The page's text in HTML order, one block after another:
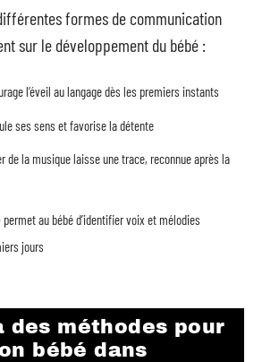
formes de communication
sur le développement du bébé :
l’éveil au langage dès les premiers instants
ses sens et favorise la détente
de la musique laisse une trace, reconnue après la
permet au bébé d’identifier voix et mélodies
jours
des méthodes pour
bébé dans